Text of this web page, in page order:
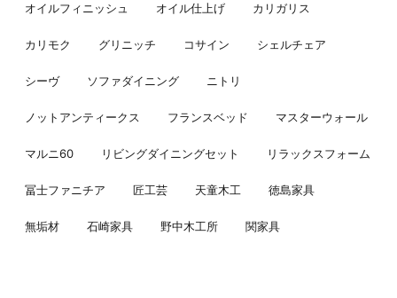
オイルフィニッシュ オイル仕上げ カリガリス
カリモク グリニッチ コサイン シェルチェア
シーヴ ソファダイニング ニトリ
ノットアンティークス フランスベッド マスターウォール
マルニ60 リビングダイニングセット リラックスフォーム
冨士ファニチア 匠工芸 天童木工 徳島家具
無垢材 石崎家具 野中木工所 関家具